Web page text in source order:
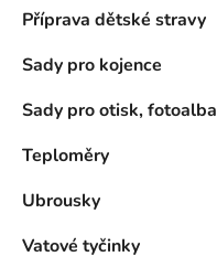
Příprava dětské stravy
Sady pro kojence
Sady pro otisk, fotoalba
Teploměry
Ubrousky
Vatové tyčinky